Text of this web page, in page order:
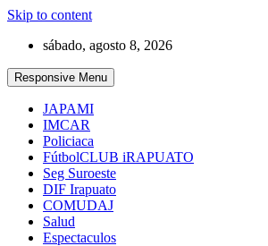
Skip to content
sábado, agosto 8, 2026
Responsive Menu
JAPAMI
IMCAR
Policiaca
FútbolCLUB iRAPUATO
Seg Suroeste
DIF Irapuato
COMUDAJ
Salud
Espectaculos